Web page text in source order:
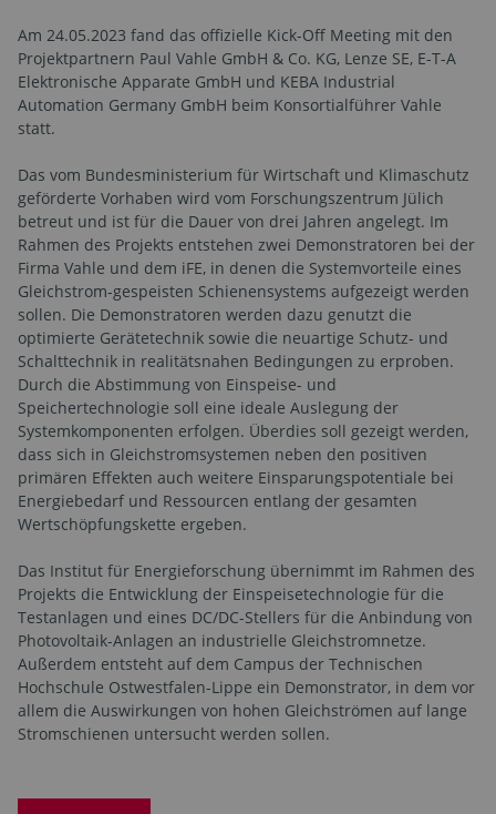
Am 24.05.2023 fand das offizielle Kick-Off Meeting mit den
Projektpartnern Paul Vahle GmbH & Co. KG, Lenze SE, E-T-A
Elektronische Apparate GmbH und KEBA Industrial
Automation Germany GmbH beim Konsortialführer Vahle
statt.
Das vom Bundesministerium für Wirtschaft und Klimaschutz
geförderte Vorhaben wird vom Forschungszentrum Jülich
betreut und ist für die Dauer von drei Jahren angelegt. Im
Rahmen des Projekts entstehen zwei Demonstratoren bei der
Firma Vahle und dem iFE, in denen die Systemvorteile eines
Gleichstrom-gespeisten Schienensystems aufgezeigt werden
sollen. Die Demonstratoren werden dazu genutzt die
optimierte Gerätetechnik sowie die neuartige Schutz- und
Schalttechnik in realitätsnahen Bedingungen zu erproben.
Durch die Abstimmung von Einspeise- und
Speichertechnologie soll eine ideale Auslegung der
Systemkomponenten erfolgen. Überdies soll gezeigt werden,
dass sich in Gleichstromsystemen neben den positiven
primären Effekten auch weitere Einsparungspotentiale bei
Energiebedarf und Ressourcen entlang der gesamten
Wertschöpfungskette ergeben.
Das Institut für Energieforschung übernimmt im Rahmen des
Projekts die Entwicklung der Einspeisetechnologie für die
Testanlagen und eines DC/DC-Stellers für die Anbindung von
Photovoltaik-Anlagen an industrielle Gleichstromnetze.
Außerdem entsteht auf dem Campus der Technischen
Hochschule Ostwestfalen-Lippe ein Demonstrator, in dem vor
allem die Auswirkungen von hohen Gleichströmen auf lange
Stromschienen untersucht werden sollen.